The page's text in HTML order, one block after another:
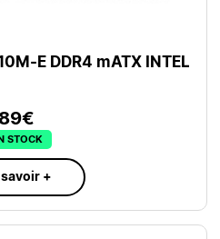
E DDR4 mATX INTEL
89€
STOCK
savoir +